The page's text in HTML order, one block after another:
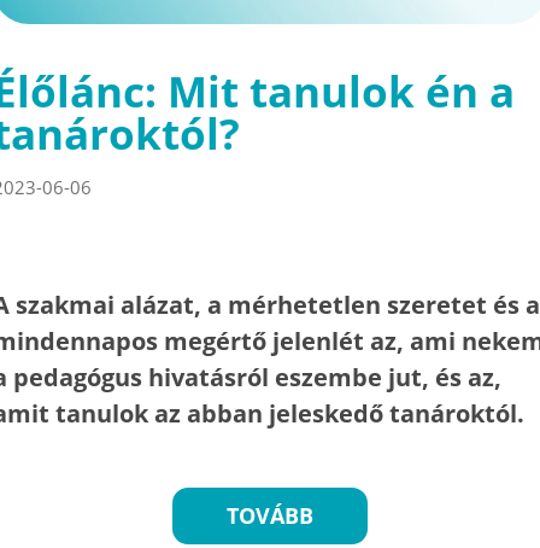
Mit tanulok én a
06-06
szakmai alázat, a mérhetetlen szeretet és a
megértő jelenlét az, ami
pedagógus hivatásról eszembe jut, és az,
tanulok az abban jeleskedő tanároktól.
TOVÁBB